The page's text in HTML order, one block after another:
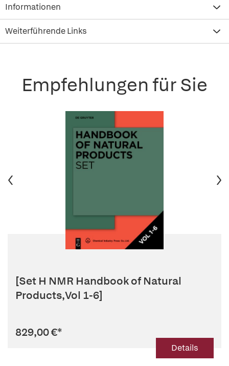
Informationen
Weiterführende Links
Empfehlungen für Sie
[Set H NMR Handbook of Natural
Products,Vol 1-6]
829,00 €*
Details